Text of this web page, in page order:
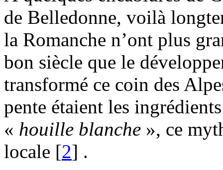
de Belledonne, voilà
la Romanche n’ont plus
bon siècle que le
transformé ce coin des
pente étaient les
« houille blanche », ce
locale [2] .